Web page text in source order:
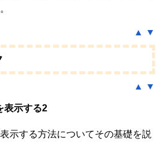
▲ ▼
▲ ▼
表示する2
示する方法についてその基礎を説